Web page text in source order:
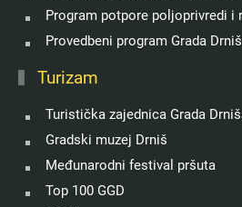
Program potpore poljoprivredi i
Provedbeni program Grada
Turizam
Turistička zajednica Grada
Gradski muzej Drniš
Međunarodni festival pršuta
Top 100 GGD